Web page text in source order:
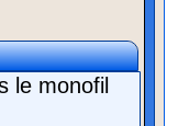
le monofil